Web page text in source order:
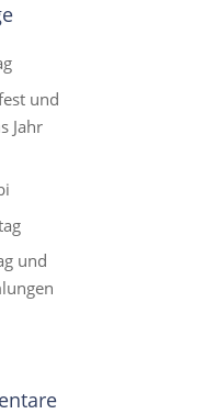
und
Jahr
und